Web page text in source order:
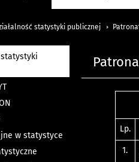
statystyki publicznej
Lp.
1.
statystyki
w statystyce